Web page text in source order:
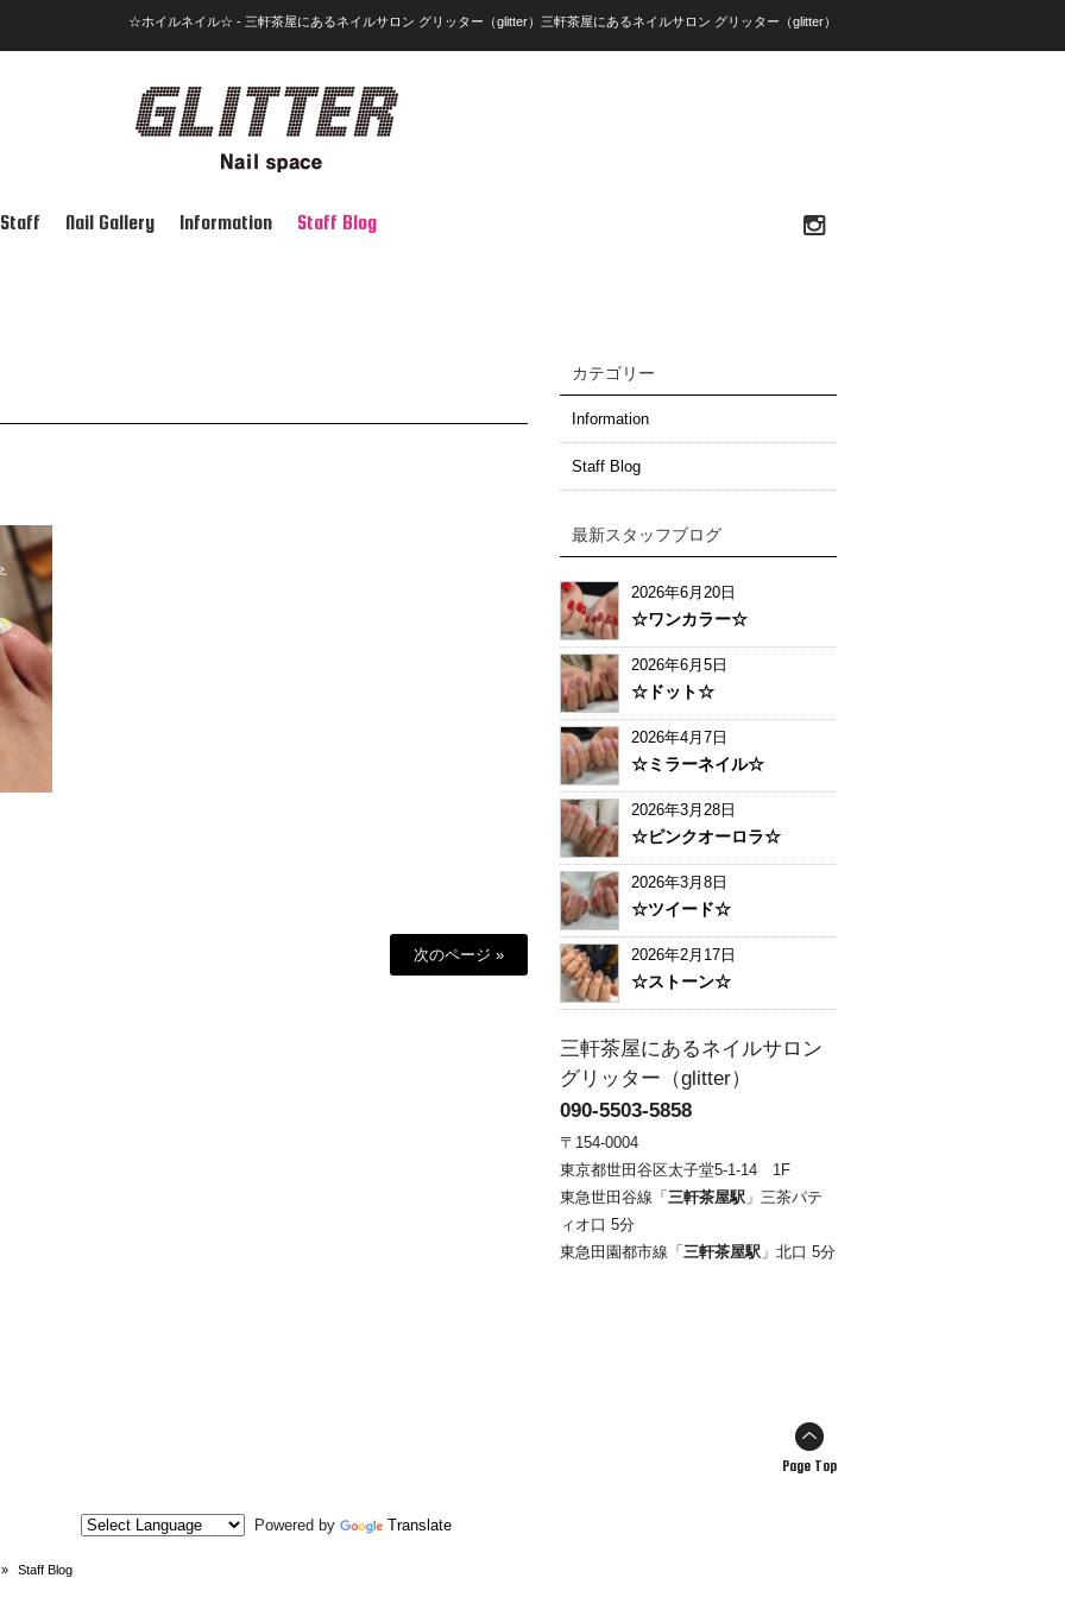
☆ホイルネイル☆ - 三軒茶屋にあるネイルサロン グリッター（glitter）三軒茶屋にあるネイルサロン グリッター（glitter）
Staff Nail Gallery Information Staff Blog
次のページ »
カテゴリー
Information
Staff Blog
最新スタッフブログ
2026年6月20日
☆ワンカラー☆
2026年6月5日
☆ドット☆
2026年4月7日
☆ミラーネイル☆
2026年3月28日
☆ピンクオーロラ☆
2026年3月8日
☆ツイード☆
2026年2月17日
☆ストーン☆
三軒茶屋にあるネイルサロン
グリッター（glitter）
090-5503-5858
〒154-0004
東京都世田谷区太子堂5-1-14 1F
東急世田谷線「 三軒茶屋駅 」三茶パテ
ィオ口 5分
東急田園都市線「 三軒茶屋駅 」北口 5分
Page Top
Powered by Translate
» Staff Blog